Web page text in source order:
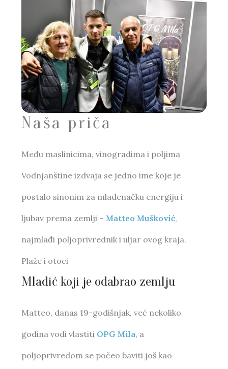
Naša priča
Među maslinicima, vinogradima i poljima
Vodnjanštine izdvaja se jedno ime koje je
postalo sinonim za mladenačku energiju i
ljubav prema zemlji – Matteo Mušković,
najmlađi poljoprivrednik i uljar ovog kraja.
Plaže i otoci
Mladić koji je odabrao zemlju
Matteo, danas 19-godišnjak, već nekoliko
godina vodi vlastiti OPG Mila, a
poljoprivredom se počeo baviti još kao